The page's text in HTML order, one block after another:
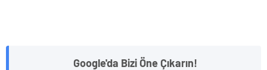
Google'da Bizi Öne Çıkarın!